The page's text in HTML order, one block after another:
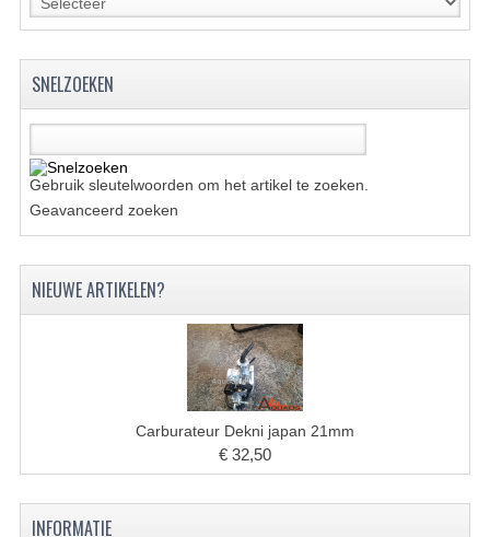
KETTING EN TANDWIELEN
MOTOR
REM SYSTEEM
SCHOKBREKERS
STUUR INRICHTING
UITLAAT SYSTEEM
SNELZOEKEN
Gebruik sleutelwoorden om het artikel te zoeken.
Geavanceerd zoeken
NIEUWE ARTIKELEN?
Carburateur Dekni japan 21mm
€ 32,50
INFORMATIE